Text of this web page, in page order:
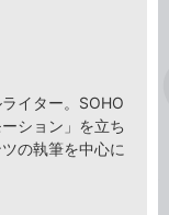
イター。SOHO
ション」を立ち
の執筆を中心に